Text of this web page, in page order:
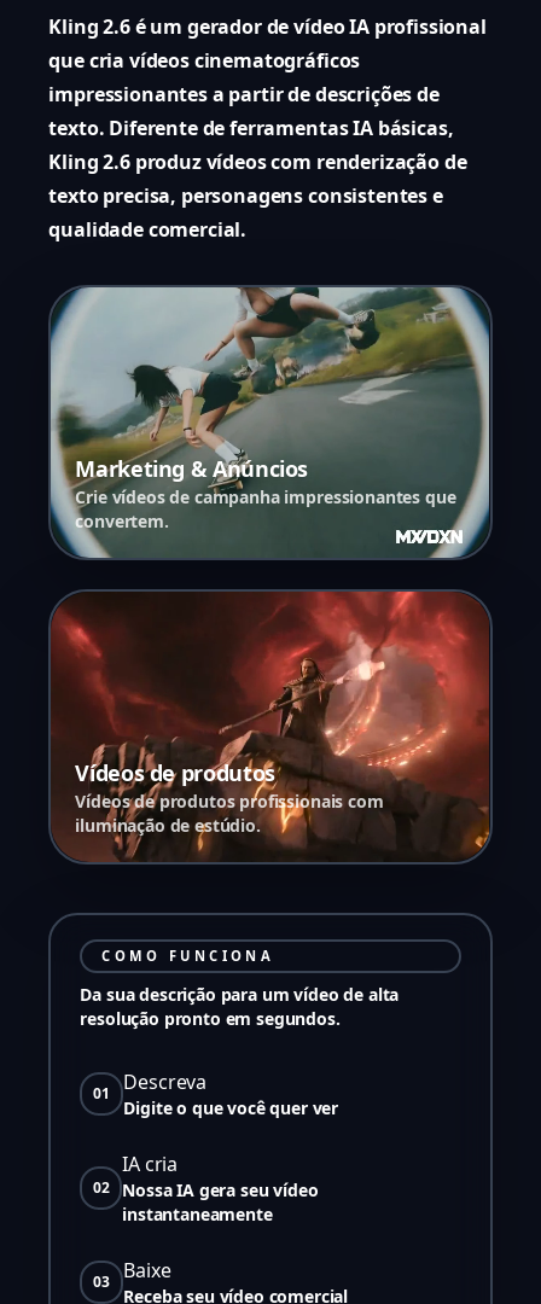
Kling 2.6 é um gerador de vídeo IA profissional
que cria vídeos cinematográficos
impressionantes a partir de descrições de
texto. Diferente de ferramentas IA básicas,
Kling 2.6 produz vídeos com renderização de
texto precisa, personagens consistentes e
qualidade comercial.
Marketing & Anúncios
Crie vídeos de campanha impressionantes que
convertem.
Vídeos de produtos
Vídeos de produtos profissionais com
iluminação de estúdio.
COMO FUNCIONA
Da sua descrição para um vídeo de alta
resolução pronto em segundos.
01 Descreva
Digite o que você quer ver
02
IA cria
Nossa IA gera seu vídeo
instantaneamente
03 Baixe
Receba seu vídeo comercial